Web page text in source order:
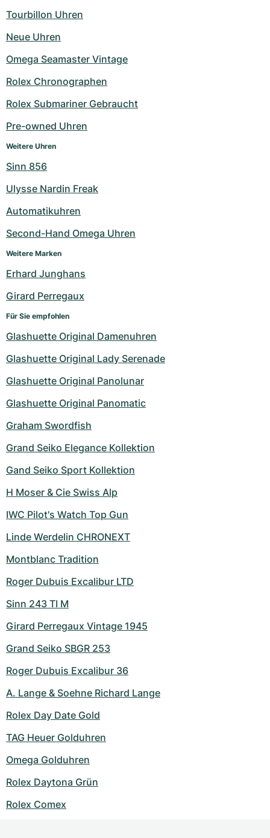
Tourbillon Uhren
Neue Uhren
Omega Seamaster Vintage
Rolex Chronographen
Rolex Submariner Gebraucht
Pre-owned Uhren
Weitere Uhren
Sinn 856
Ulysse Nardin Freak
Automatikuhren
Second-Hand Omega Uhren
Weitere Marken
Erhard Junghans
Girard Perregaux
Für Sie empfohlen
Glashuette Original Damenuhren
Glashuette Original Lady Serenade
Glashuette Original Panolunar
Glashuette Original Panomatic
Graham Swordfish
Grand Seiko Elegance Kollektion
Gand Seiko Sport Kollektion
H Moser & Cie Swiss Alp
IWC Pilot's Watch Top Gun
Linde Werdelin CHRONEXT
Montblanc Tradition
Roger Dubuis Excalibur LTD
Sinn 243 TI M
Girard Perregaux Vintage 1945
Grand Seiko SBGR 253
Roger Dubuis Excalibur 36
A. Lange & Soehne Richard Lange
Rolex Day Date Gold
TAG Heuer Golduhren
Omega Golduhren
Rolex Daytona Grün
Rolex Comex